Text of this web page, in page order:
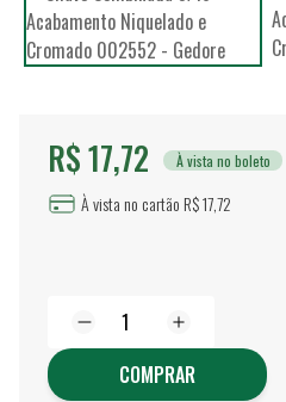
R$ 17,72 À vista no boleto
À vista no cartão R$ 17,72
COMPRAR